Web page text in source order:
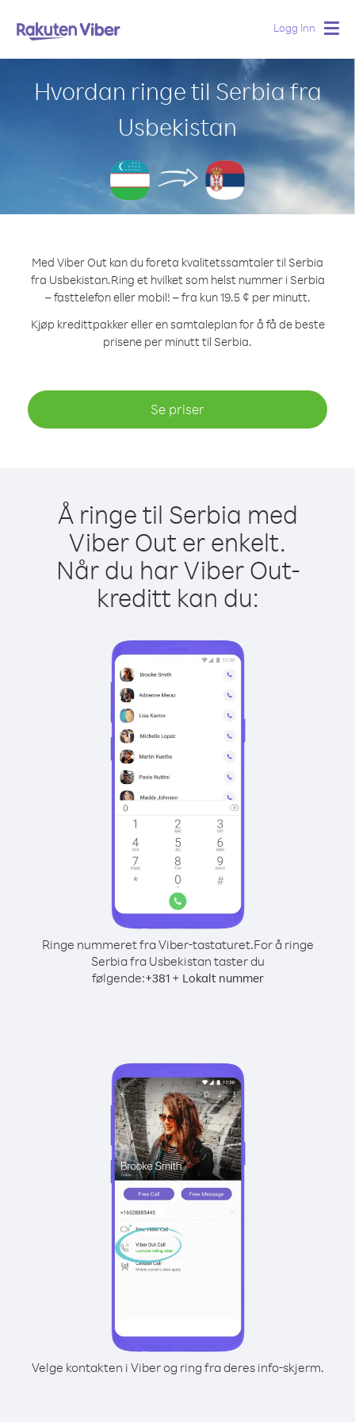
Logg Inn
Hvordan ringe til Serbia fra
Usbekistan
Med Viber Out kan du foreta kvalitetssamtaler til Serbia
fra Usbekistan.Ring et hvilket som helst nummer i Serbia
– fasttelefon eller mobil! – fra kun 19.5 ¢ per minutt.
Kjøp kredittpakker eller en samtaleplan for å få de beste
prisene per minutt til Serbia.
Se priser
Å ringe til Serbia med
Viber Out er enkelt.
Når du har Viber Out-
kreditt kan du:
Ringe nummeret fra Viber-tastaturet.For å ringe
Serbia fra Usbekistan taster du
følgende:+381+ Lokalt nummer
Velge kontakten i Viber og ring fra deres info-skjerm.